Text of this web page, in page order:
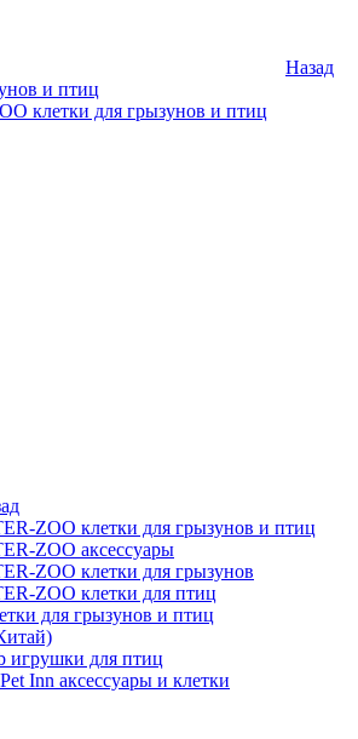
Назад
и птиц
клетки для грызунов и птиц
ZOO клетки для грызунов и птиц
ZOO аксессуары
ZOO клетки для грызунов
ZOO клетки для птиц
для грызунов и птиц
игрушки для птиц
Inn аксессуары и клетки